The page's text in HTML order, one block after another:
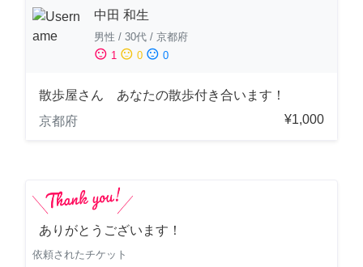
中田 和生
男性 / 30代 / 京都府
sentiment_satisfied 1 sentiment_neutral 0 sentiment_dissatisfied 0
散歩屋さん あなたの散歩付き合います！
京都府
¥1,000
ありがとうございます！
依頼されたチケット